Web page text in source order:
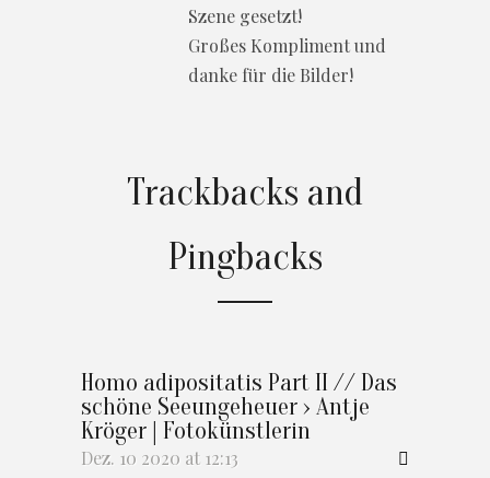
Szene gesetzt!
Großes Kompliment und
danke für die Bilder!
Trackbacks and
Pingbacks
Homo adipositatis Part II // Das
schöne Seeungeheuer › Antje
Kröger | Fotokünstlerin
Dez. 10 2020 at 12:13